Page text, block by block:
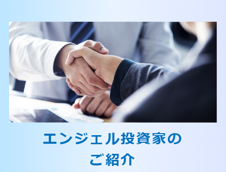
エンジェル投資家の
ご紹介